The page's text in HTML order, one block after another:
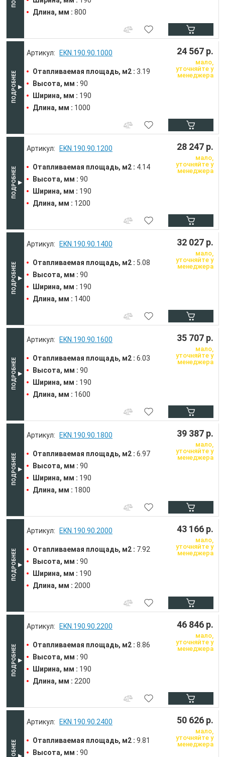
Длина, мм : 800
EKN.190.90.1000
Отапливаемая площадь, м2 : 3.19
Высота, мм : 90
Ширина, мм : 190
Длина, мм : 1000
24 567 р.
мало,
уточняйте у
менеджера
EKN.190.90.1200
Отапливаемая площадь, м2 : 4.14
Высота, мм : 90
Ширина, мм : 190
Длина, мм : 1200
28 247 р.
мало,
уточняйте у
менеджера
EKN.190.90.1400
Отапливаемая площадь, м2 : 5.08
Высота, мм : 90
Ширина, мм : 190
Длина, мм : 1400
32 027 р.
мало,
уточняйте у
менеджера
EKN.190.90.1600
Отапливаемая площадь, м2 : 6.03
Высота, мм : 90
Ширина, мм : 190
Длина, мм : 1600
35 707 р.
мало,
уточняйте у
менеджера
EKN.190.90.1800
Отапливаемая площадь, м2 : 6.97
Высота, мм : 90
Ширина, мм : 190
Длина, мм : 1800
39 387 р.
мало,
уточняйте у
менеджера
EKN.190.90.2000
Отапливаемая площадь, м2 : 7.92
Высота, мм : 90
Ширина, мм : 190
Длина, мм : 2000
43 166 р.
мало,
уточняйте у
менеджера
EKN.190.90.2200
Отапливаемая площадь, м2 : 8.86
Высота, мм : 90
Ширина, мм : 190
Длина, мм : 2200
46 846 р.
мало,
уточняйте у
менеджера
EKN.190.90.2400
Отапливаемая площадь, м2 : 9.81
Высота, мм : 90
50 626 р.
мало,
уточняйте у
менеджера